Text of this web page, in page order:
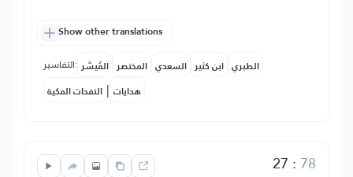
Show other translations
التفاسير: المُيسَّر المختصر السعدي ابن كثير الطبري
النفحات المكية | هدايات
27 : 78